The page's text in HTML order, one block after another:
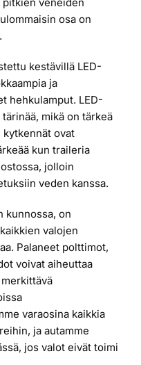
veneiden
osa on
kestävillä LED-
ja
hehkulamput. LED-
mikä on tärkeä
kytkennät ovat
kun traileria
jolloin
veden kanssa.
kunnossa, on
valojen
Palaneet polttimot,
voivat aiheuttaa
varaosina kaikkia
ja autamme
jos valot eivät toimi